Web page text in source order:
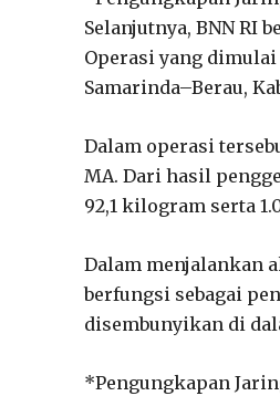
Selanjutnya, BNN RI
Operasi yang
Samarinda–Berau,
Dalam operasi
MA. Dari hasil
92,1 kilogram serta
Dalam menjalankan
berfungsi sebagai
disembunyikan di
*Pengungkapan